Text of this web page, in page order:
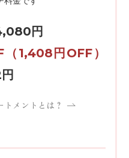
円
（1,408円OFF）
トメントとは？